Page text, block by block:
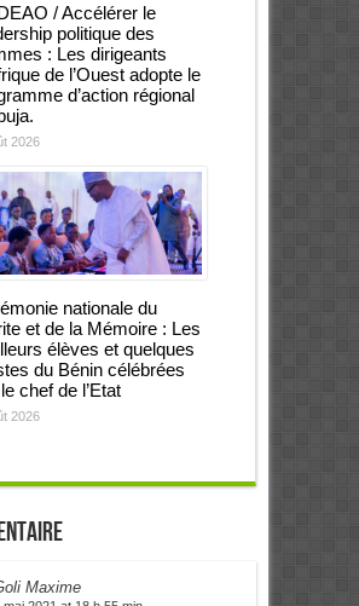
/ Accélérer le
politique des
: Les dirigeants
de l’Ouest adopte le
d’action régional
2026
nationale du
et de la Mémoire : Les
élèves et quelques
du Bénin célébrées
chef de l’Etat
2026
Maxime